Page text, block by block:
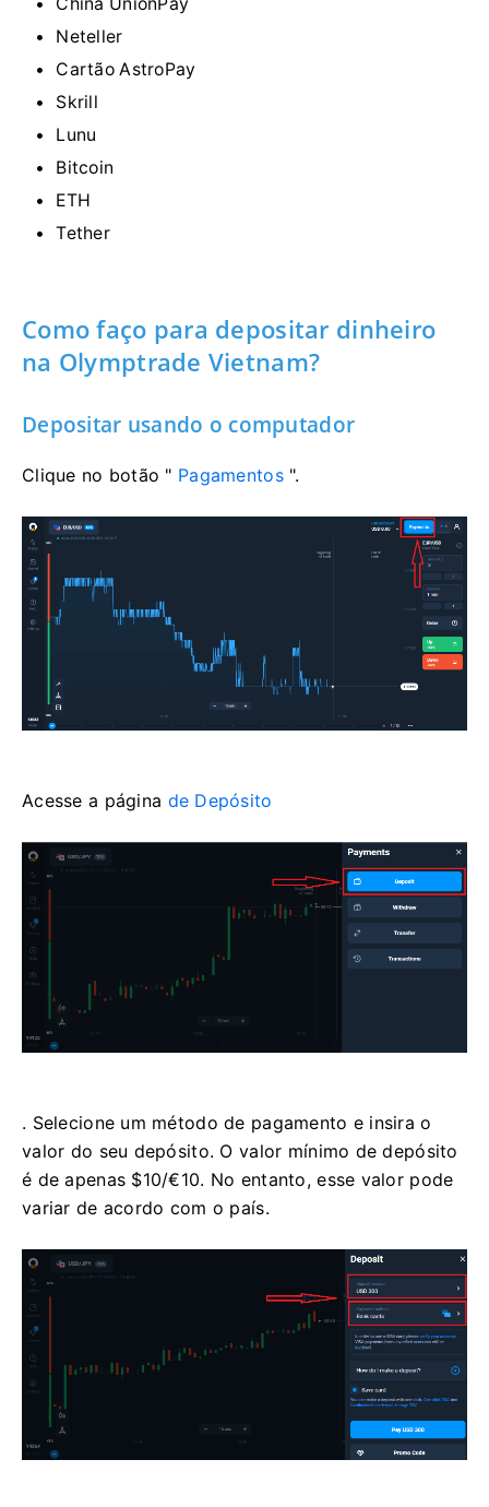
Neteller
Cartão AstroPay
Skrill
Lunu
Bitcoin
ETH
Tether
Como faço para depositar dinheiro
na Olymptrade Vietnam?
Depositar usando o computador
Clique no botão " Pagamentos".
Acesse a página de Depósito
. Selecione um método de pagamento e insira o
valor do seu depósito. O valor mínimo de depósito
é de apenas $10/€10. No entanto, esse valor pode
variar de acordo com o país.